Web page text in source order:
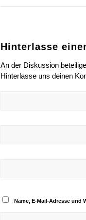
Hinterlasse
An der Diskussion
Hinterlasse uns deinen
Name, E-Mail-Adresse und